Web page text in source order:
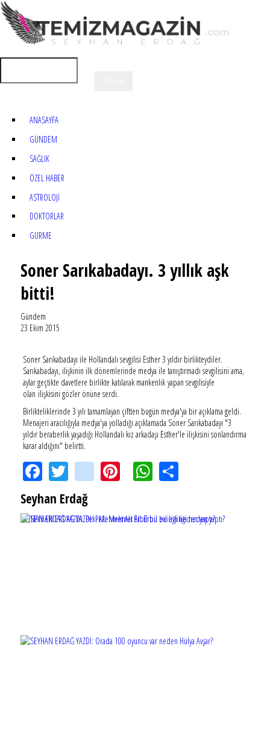
ANASAYFA
GÜNDEM
SAĞLIK
ÖZEL HABER
ASTROLOJİ
DOKTORLAR
GURME
Soner Sarıkabadayı. 3 yıllık aşk
bitti!
Gündem
23 Ekim 2015
Soner Sarıkabadayı ile Hollandalı sevgilisi Esther 3 yıldır birlikteydiler.
Sarıkabadayı, ilişkinin ilk dönemlerinde medya ile tanıştırmadı sevgilisini ama,
aylar geçtikte davetlere birlikte katılarak mankenlik yapan sevgilisiyle
olan ilişkisini gözler önüne serdi.
Birlikteliklerinde 3 yılı tamamlayan çiftten bugün medya'ya bir açıklama geldi.
Menajeri aracılığıyla medya'ya yolladığı açıklamada Soner Sarıkabadayı "3
yıldır beraberlik yaşadığı Hollandalı kız arkadaşı Esther'le ilişkisini sonlandırma
karar aldığını" belirtti.
FacebookTwitterinstagramPinterestWhatsApp
Seyhan Erdağ
SEYHAN ERDAĞ YAZDI: Peki Mehmet Ali Erbil bu evliliği neden yaptı?